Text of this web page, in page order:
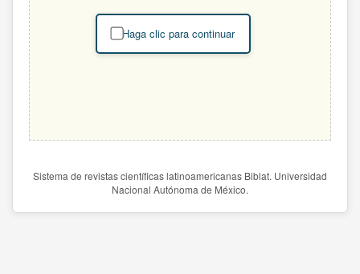
Haga clic para continuar
Sistema de revistas científicas latinoamericanas Biblat. Universidad
Nacional Autónoma de México.